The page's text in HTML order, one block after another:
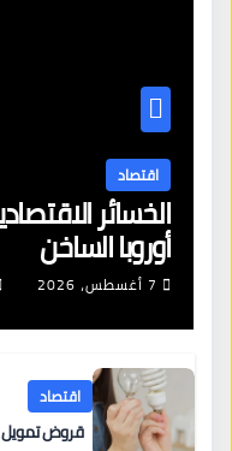
اقتصاد
الخسائر
أوروبا الساخن
7 أغسطس، 2026
اقتصاد
قروض تمويل